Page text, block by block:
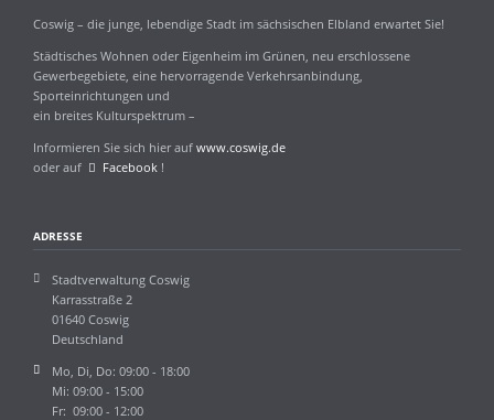
Coswig – die junge, lebendige Stadt im sächsischen Elbland erwartet Sie!
Städtisches Wohnen oder Eigenheim im Grünen, neu erschlossene
Gewerbegebiete, eine hervorragende Verkehrsanbindung,
Sporteinrichtungen und
ein breites Kulturspektrum –
Informieren Sie sich hier auf www.coswig.de
oder auf
Facebook!
ADRESSE
Stadtverwaltung Coswig
Karrasstraße 2
01640 Coswig
Deutschland
Mo, Di, Do: 09:00 - 18:00
Mi: 09:00 - 15:00
Fr: 09:00 - 12:00